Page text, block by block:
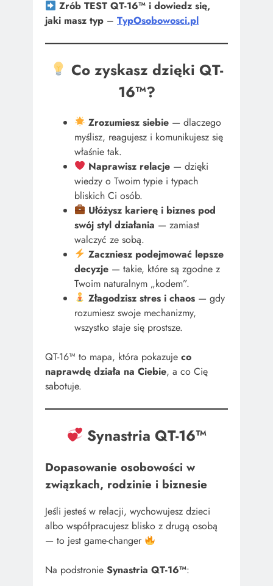
Zrób TEST QT-16™ i dowiedz się,
jaki masz typ – TypOsobowosci.pl
Co zyskasz dzięki QT-
16™?
Zrozumiesz siebie — dlaczego
myślisz, reagujesz i komunikujesz się
właśnie tak.
Naprawisz relacje — dzięki
wiedzy o Twoim typie i typach
bliskich Ci osób.
Ułóżysz karierę i biznes pod
swój styl działania — zamiast
walczyć ze sobą.
Zaczniesz podejmować lepsze
decyzje — takie, które są zgodne z
Twoim naturalnym „kodem”.
Złagodzisz stres i chaos — gdy
rozumiesz swoje mechanizmy,
wszystko staje się prostsze.
QT-16™ to mapa, która pokazuje co
naprawdę działa na Ciebie, a co Cię
sabotuje.
Synastria QT-16™
Dopasowanie osobowości w
związkach, rodzinie i biznesie
Jeśli jesteś w relacji, wychowujesz dzieci
albo współpracujesz blisko z drugą osobą
— to jest game-changer
Na podstronie Synastria QT-16™: